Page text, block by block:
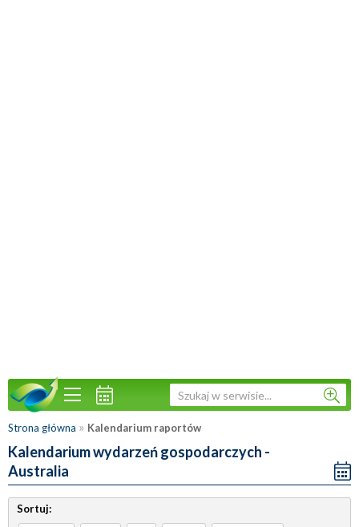
Strona główna » Kalendarium raportów
Kalendarium wydarzeń gospodarczych -
Australia
Sortuj: